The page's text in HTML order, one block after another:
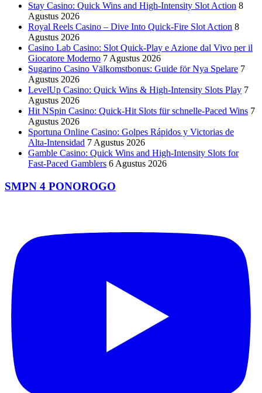
Stay Casino: Quick Wins and High‑Intensity Slot Action 8
Agustus 2026
Royal Reels Casino – Dive Into Quick‑Fire Slot Action 8
Agustus 2026
Casino Lab Casino: Slot Quick‑Play e Azione dal Vivo per il
Giocatore Moderno 7 Agustus 2026
Sugarino Casino Välkomstbonus: Guide för Nya Spelare 7
Agustus 2026
LevelUp Casino: Quick Wins & High‑Intensity Slots Play 7
Agustus 2026
Hit NSpin Casino: Quick‑Hit Slots für schnelle‑Paced Wins 7
Agustus 2026
Sportuna Online Casino: Golpes Rápidos y Victorias de
Alta‑Intensidad 7 Agustus 2026
Gamble Casino: Quick Wins and High‑Intensity Slots for
Fast‑Paced Gamblers 6 Agustus 2026
SMPN 4 PONOROGO